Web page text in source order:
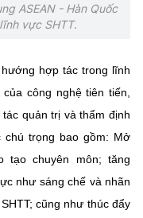
English
ASEAN - Hàn Quốc
vực SHTT.
hợp tác trong lĩnh
công nghệ tiên tiến,
quản trị và thẩm định
chú trọng bao gồm: Mở
tạo chuyên môn; tăng
như sáng chế và nhãn
cũng như thúc đẩy